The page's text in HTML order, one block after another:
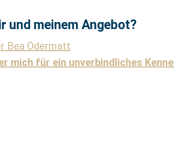
und meinem Angebot?
Bea Odermatt
mich für ein unverbindliches